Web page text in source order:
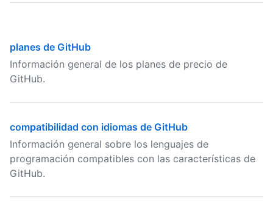
planes de GitHub
Información general de los planes de precio de
GitHub.
compatibilidad con idiomas de GitHub
Información general sobre los lenguajes de
programación compatibles con las características de
GitHub.